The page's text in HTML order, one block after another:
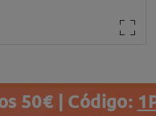
50€ | Código: